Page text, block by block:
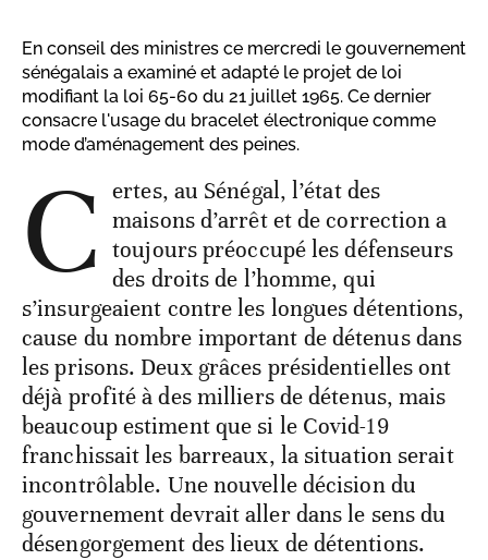
En conseil des ministres ce mercredi le gouvernement
sénégalais a examiné et adapté le projet de loi
modifiant la loi 65-60 du 21 juillet 1965. Ce dernier
consacre l'usage du bracelet électronique comme
mode d’aménagement des peines.
C ertes, au Sénégal, l’état des
maisons d’arrêt et de correction a
toujours préoccupé les défenseurs
des droits de l’homme, qui
s’insurgeaient contre les longues détentions,
cause du nombre important de détenus dans
les prisons. Deux grâces présidentielles ont
déjà profité à des milliers de détenus, mais
beaucoup estiment que si le Covid-19
franchissait les barreaux, la situation serait
incontrôlable. Une nouvelle décision du
gouvernement devrait aller dans le sens du
désengorgement des lieux de détentions.